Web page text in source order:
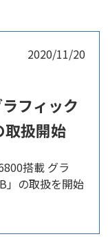
2020/11/20
フィック
扱開始
搭載 グラ
」の取扱を開始